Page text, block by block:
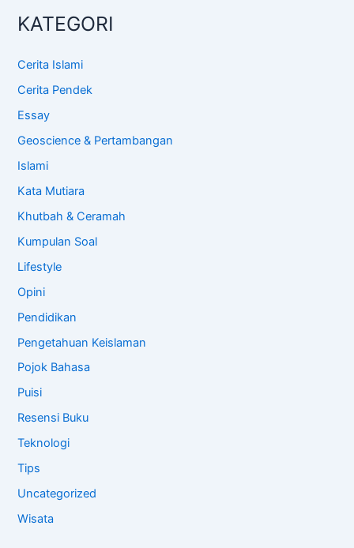
KATEGORI
Cerita Islami
Cerita Pendek
Essay
Geoscience & Pertambangan
Islami
Kata Mutiara
Khutbah & Ceramah
Kumpulan Soal
Lifestyle
Opini
Pendidikan
Pengetahuan Keislaman
Pojok Bahasa
Puisi
Resensi Buku
Teknologi
Tips
Uncategorized
Wisata